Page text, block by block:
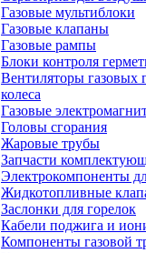
Газовые мультиблоки
Газовые клапаны
Газовые рампы
Блоки контроля
Вентиляторы газовых
колеса
Газовые
Головы сгорания
Жаровые трубы
Запчасти
Электрокомпоненты
Жидкотопливные
Заслонки для горелок
Кабели поджига и
Компоненты газовой